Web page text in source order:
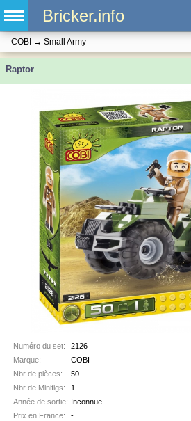
Bricker.info
COBI → Small Army
Raptor
Numéro du set:
2126
Marque:
COBI
Nbr de pièces:
50
Nbr de Minifigs:
1
Année de sortie: Inconnue
Prix en France:
-